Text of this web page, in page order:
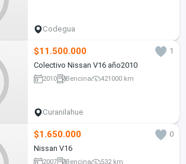
Codegua
$11.500.000
1
Colectivo Nissan V16 año2010
2010 Bencina 421000 km
Curanilahue
$1.650.000
0
Nissan V16
2007 Bencina 532 km